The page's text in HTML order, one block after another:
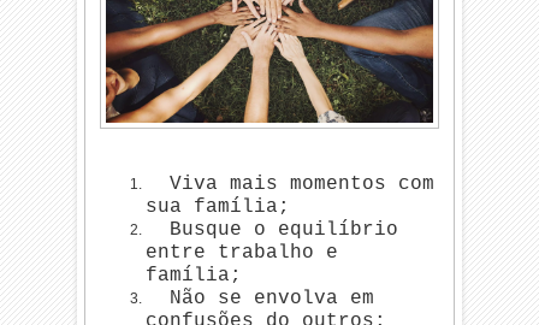
Viva mais momentos com
sua família;
Busque o equilíbrio
entre trabalho e
família;
Não se envolva em